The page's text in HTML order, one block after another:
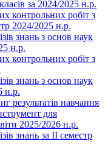
за 2024/2025 н.р.
контрольних робіт з
2024/2025 н.р.
знань з основ наук
н.р.
контрольних робіт з
знань з основ наук
н.р.
результатів навчання
для
2025/2026 н.р.
знань за ІІ семестр